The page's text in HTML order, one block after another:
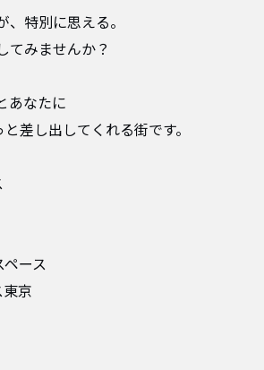
、特別に思える。
てみませんか？
あなたに
差し出してくれる街です。
ース
京